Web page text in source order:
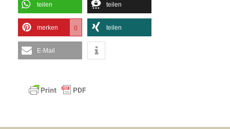
teilen teilen
merken 0 teilen
E-Mail